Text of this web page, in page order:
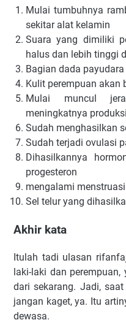
Mulai tumbuhnya
sekitar alat kelamin
Suara yang dimiliki
halus dan lebih tinggi
Bagian dada
Kulit perempuan akan
Mulai muncul
meningkatnya
Sudah menghasilkan
Sudah terjadi ovulasi
Dihasilkannya
progesteron
mengalami menstruasi
Sel telur yang
Akhir kata
Itulah tadi ulasan
laki-laki dan
dari sekarang. Jadi,
jangan kaget, ya. Itu
dewasa.